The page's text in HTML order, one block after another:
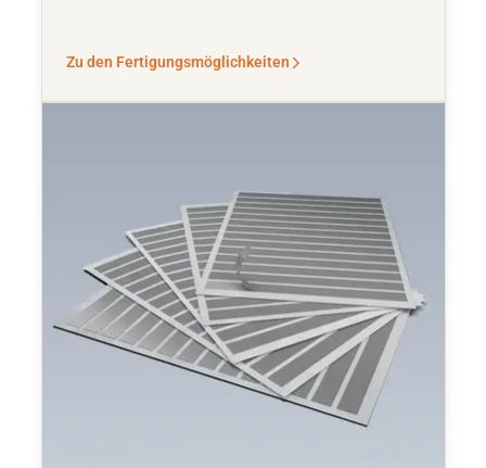
Zu den Fertigungsmöglichkeiten